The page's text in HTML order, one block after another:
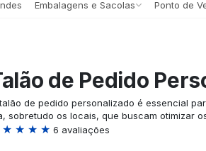
Embalagens e Sacolas Ponto de
de Pedido
de pedido personalizado é essencial
sobretudo os locais, que buscam otimizar
★ ★ ★ ★ 6 avaliações